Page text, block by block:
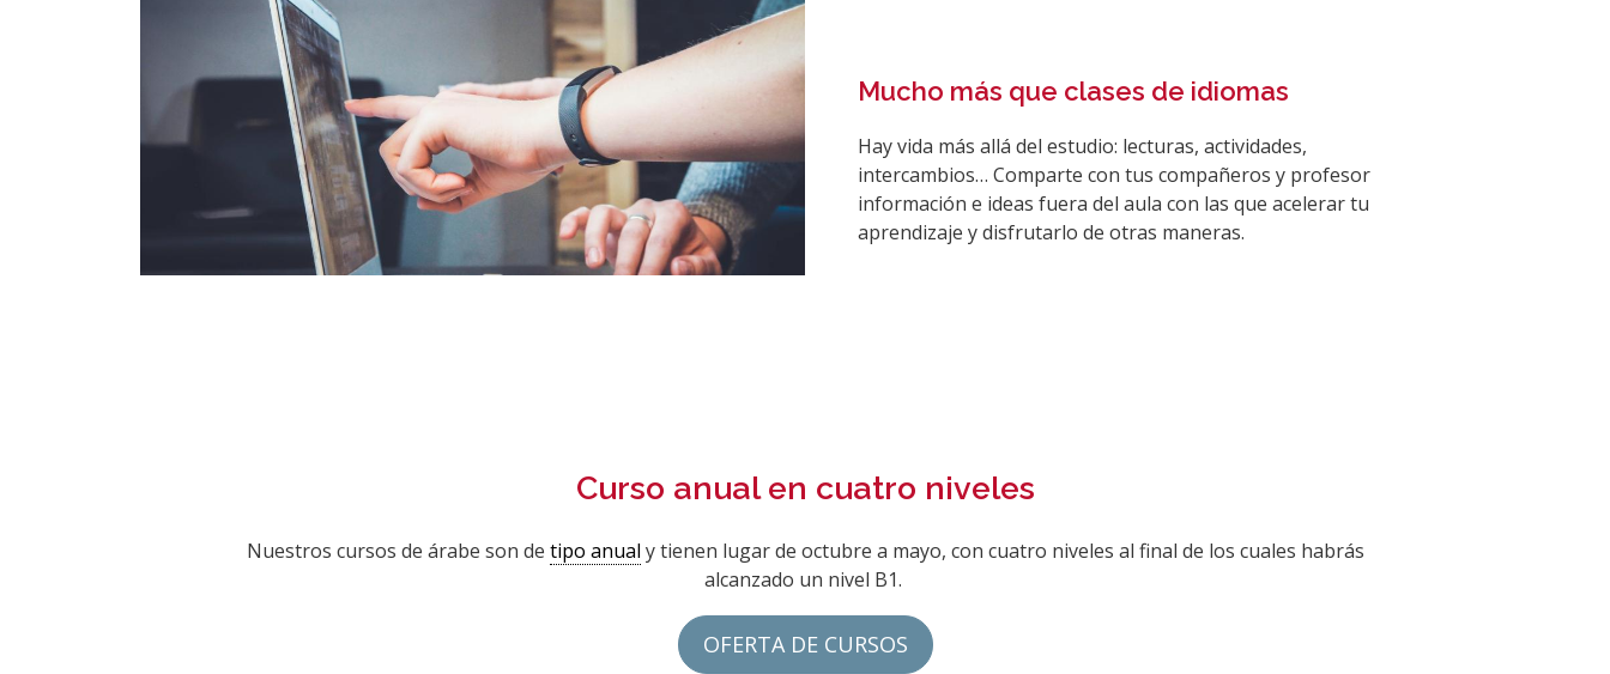
Mucho más que clases de idiomas
Hay vida más allá del estudio: lecturas, actividades,
intercambios… Comparte con tus compañeros y profesor
información e ideas fuera del aula con las que acelerar tu
aprendizaje y disfrutarlo de otras maneras.
Curso anual en cuatro niveles
Nuestros cursos de árabe son de tipo anual y tienen lugar de octubre a mayo, con cuatro niveles al final de los cuales habrás
alcanzado un nivel B1.
OFERTA DE CURSOS